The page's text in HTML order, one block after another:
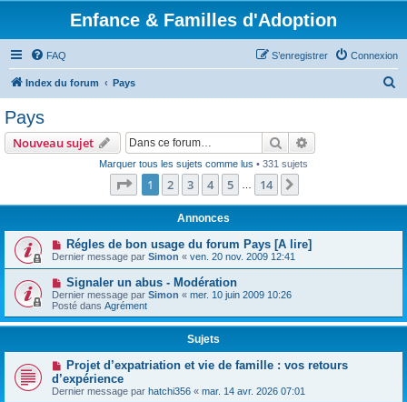
Enfance & Familles d'Adoption
FAQ Connexion
S’enregistrer
Index du forum Pays
h
Pays
Nouveau sujet Rechercher
Marquer tous les sujets comme lus • 331 sujets
Page 1sur14
1 2 3 4 5 14
Annonces
Régles de bon usage du forum Pays [A lire]
Dernier message par Simon « ven. 20 nov. 2009 12:41
Signaler un abus - Modération
Dernier message par Simon « mer. 10 juin 2009 10:26
Posté dans Agrément
Sujets
Projet d’expatriation et vie de famille : vos retours
d’expérience
Dernier message par hatchi356 « mar. 14 avr. 2026 07:01